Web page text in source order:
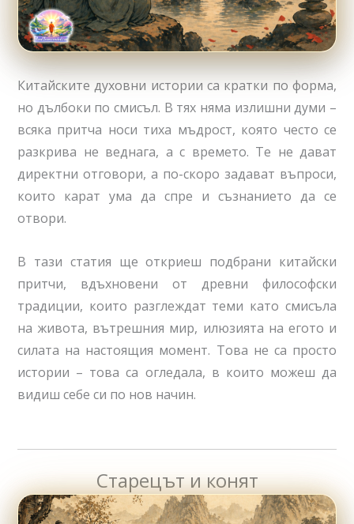
Китайските духовни истории са кратки по форма,
но дълбоки по смисъл. В тях няма излишни думи –
всяка притча носи тиха мъдрост, която често се
разкрива не веднага, а с времето. Те не дават
директни отговори, а по-скоро задават въпроси,
които карат ума да спре и съзнанието да се
отвори.
В тази статия ще откриеш подбрани китайски
притчи, вдъхновени от древни философски
традиции, които разглеждат теми като смисъла
на живота, вътрешния мир, илюзията на егото и
силата на настоящия момент. Това не са просто
истории – това са огледала, в които можеш да
видиш себе си по нов начин.
Старецът и конят